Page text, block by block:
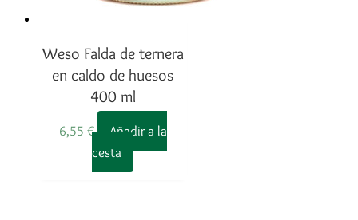
Weso Falda de ternera
en caldo de huesos
400 ml
6,55 €
Añadir a la
cesta